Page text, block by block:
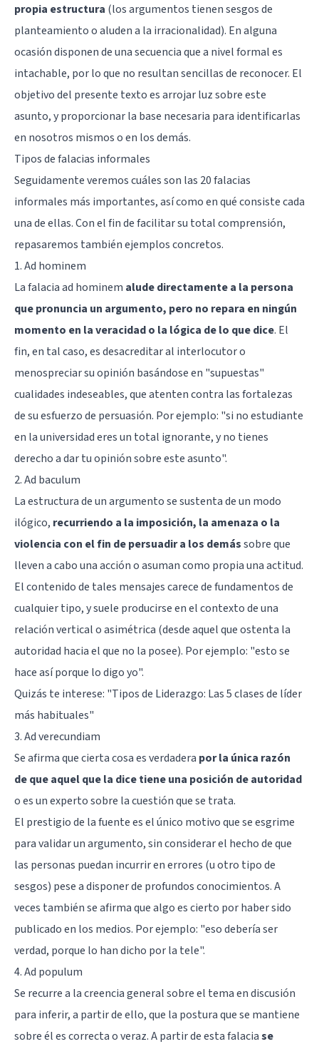
propia estructura (los argumentos tienen sesgos de
planteamiento o aluden a la irracionalidad). En alguna
ocasión disponen de una secuencia que a nivel formal es
intachable, por lo que no resultan sencillas de reconocer. El
objetivo del presente texto es arrojar luz sobre este
asunto, y proporcionar la base necesaria para identificarlas
en nosotros mismos o en los demás.
Tipos de falacias informales
Seguidamente veremos cuáles son las 20 falacias
informales más importantes, así como en qué consiste cada
una de ellas. Con el fin de facilitar su total comprensión,
repasaremos también ejemplos concretos.
1. Ad hominem
La falacia ad hominem alude directamente a la persona
que pronuncia un argumento, pero no repara en ningún
momento en la veracidad o la lógica de lo que dice. El
fin, en tal caso, es desacreditar al interlocutor o
menospreciar su opinión basándose en "supuestas"
cualidades indeseables, que atenten contra las fortalezas
de su esfuerzo de persuasión. Por ejemplo: "si no estudiante
en la universidad eres un total ignorante, y no tienes
derecho a dar tu opinión sobre este asunto".
2. Ad baculum
La estructura de un argumento se sustenta de un modo
ilógico, recurriendo a la imposición, la amenaza o la
violencia con el fin de persuadir a los demássobre que
lleven a cabo una acción o asuman como propia una actitud.
El contenido de tales mensajes carece de fundamentos de
cualquier tipo, y suele producirse en el contexto de una
relación vertical o asimétrica (desde aquel que ostenta la
autoridad hacia el que no la posee). Por ejemplo: "esto se
hace así porque lo digo yo".
Quizás te interese: "Tipos de Liderazgo: Las 5 clases de líder
más habituales"
3. Ad verecundiam
Se afirma que cierta cosa es verdadera por la única razón
de que aquel que la dice tiene una posición de autoridad
o es un experto sobre la cuestión que se trata.
El prestigio de la fuente es el único motivo que se esgrime
para validar un argumento, sin considerar el hecho de que
las personas puedan incurrir en errores (u otro tipo de
sesgos) pese a disponer de profundos conocimientos. A
veces también se afirma que algo es cierto por haber sido
publicado en los medios. Por ejemplo: "eso debería ser
verdad, porque lo han dicho por la tele".
4. Ad populum
Se recurre a la creencia general sobre el tema en discusión
para inferir, a partir de ello, que la postura que se mantiene
sobre él es correcta o veraz. A partir de esta falaciase